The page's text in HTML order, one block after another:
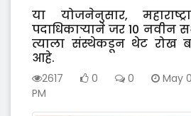
या योजनेनुसार,
पदाधिकाऱ्याने जर 10 नवीन
त्याला संस्थेकडून थेट रोख
आहे.
2617 0 0
May
PM